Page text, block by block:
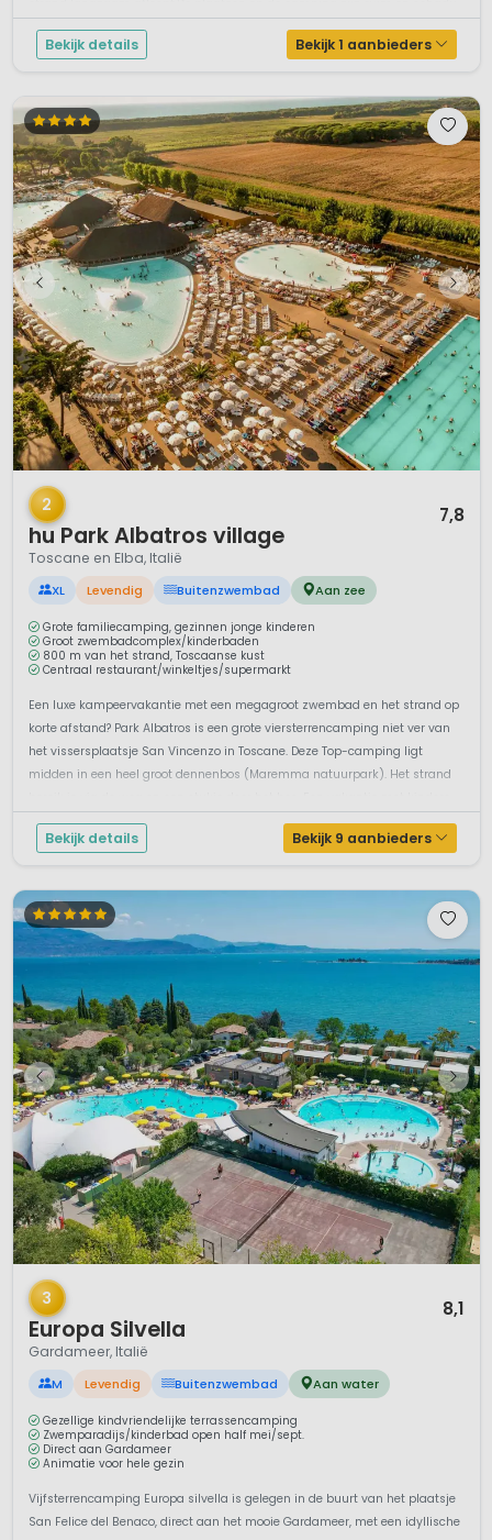
Bekijk details Bekijk 1 aanbieders
1 / 12
2
hu Park Albatros village
7,8
Toscane en Elba, Italië
XL Levendig Buitenzwembad Aan zee
Grote familiecamping, gezinnen jonge kinderen
Groot zwembadcomplex/kinderbaden
800 m van het strand, Toscaanse kust
Centraal restaurant/winkeltjes/supermarkt
Een luxe kampeervakantie met een megagroot zwembad en het strand op
korte afstand? Park Albatros is een grote viersterrencamping niet ver van
het vissersplaatsje San Vincenzo in Toscane. Deze Top-camping ligt
midden in een heel groot dennenbos (Maremma natuurpark). Het strand
Bekijk details Bekijk 9 aanbieders
1 / 12
3
Europa Silvella
8,1
Gardameer, Italië
M Levendig Buitenzwembad Aan water
Gezellige kindvriendelijke terrassencamping
Zwemparadijs/kinderbad open half mei/sept.
Direct aan Gardameer
Animatie voor hele gezin
Vijfsterrencamping Europa silvella is gelegen in de buurt van het plaatsje
San Felice del Benaco, direct aan het mooie Gardameer, met een idyllische